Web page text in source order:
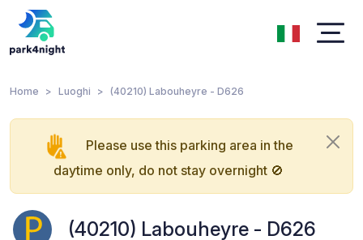
Home Luoghi (40210) Labouheyre - D626
Please use this parking area in the
daytime only, do not stay overnight 🚫
(40210) Labouheyre - D626